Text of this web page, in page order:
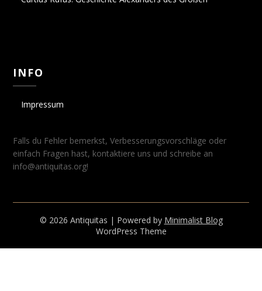
INFO
Impressum
Falls du Fehler bemerkst, Verbesserungsvorschläge oder
einfach Fragen hast, kontaktiere uns und schreibe an
info@antiquitas.org!
© 2026 Antiquitas | Powered by Minimalist Blog
WordPress Theme